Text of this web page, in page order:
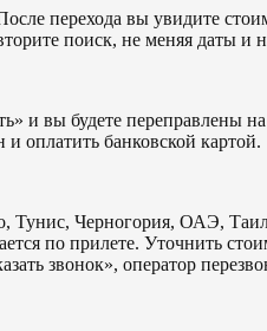
перехода вы увидите
поиск, не меняя даты и
и вы будете переправлены
оплатить банковской картой.
Тунис, Черногория, ОАЭ,
по прилете. Уточнить
звонок», оператор